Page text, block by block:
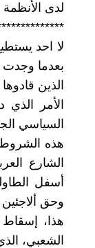
لدى
لا احد
بعدما
الذين
الأمر
السياسي
هذه الشروط
الشارع
أسفل
وحق
هذا، إسقاط
الشعبي،